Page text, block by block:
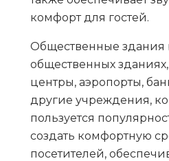
комфорт для гостей.
Общественные здания
общественных
центры, аэропорты,
другие учреждения,
пользуется
создать комфортную
посетителей,